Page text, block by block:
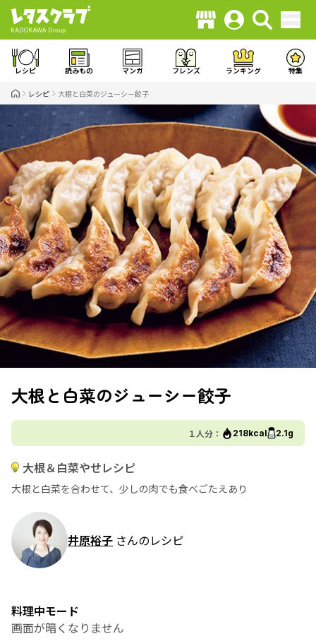
レシピ 読みもの マンガ フレンズ ランキング 特集
レシピ 大根と白菜のジューシー餃子
大根と白菜のジューシー餃子
１人分： 218kcal 2.1g
大根＆白菜やせレシピ
大根と白菜を合わせて、少しの肉でも食べごたえあり
井原裕子 さんのレシピ
料理中モード
画面が暗くなりません